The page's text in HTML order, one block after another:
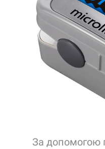
За допомогою